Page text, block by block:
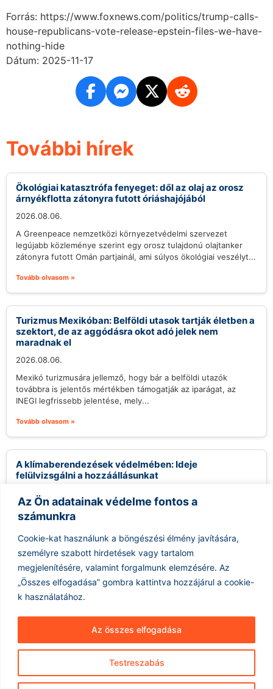
Az Ön adatainak védelme fontos a
számunkra
Cookie-kat használunk a böngészési élmény javítására,
személyre szabott hirdetések vagy tartalom
megjelenítésére, valamint forgalmunk elemzésére. Az
„Összes elfogadása” gombra kattintva hozzájárul a cookie-
k használatához.
Testreszabás
Az összes elfogadása
Forrás: https://www.foxnews.com/politics/trump-calls-
house-republicans-vote-release-epstein-files-we-have-
nothing-hide
Dátum: 2025-11-17
További hírek
Ökológiai katasztrófa fenyeget: dől az olaj az orosz
árnyékflotta zátonyra futott óriáshajójából
2026.08.06.
A Greenpeace nemzetközi környezetvédelmi szervezet
legújabb közleménye szerint egy orosz tulajdonú olajtanker
zátonyra futott Omán partjainál, ami súlyos ökológiai veszélyt...
Tovább olvasom »
Turizmus Mexikóban: Belföldi utasok tartják életben a
szektort, de az aggódásra okot adó jelek nem
maradnak el
2026.08.06.
Mexikó turizmusára jellemző, hogy bár a belföldi utazók
továbbra is jelentős mértékben támogatják az iparágat, az
INEGI legfrissebb jelentése, mely...
Tovább olvasom »
A klímaberendezések védelmében: Ideje
felülvizsgálni a hozzáállásunkat
A klímaberendezések használata sokak számára
ellentmondásos kérdést jelent, különösen a környezettudatos
közösségekben. Gyakran hallani kritikákat, melyek szerint a
légkondicionálók felesleges...
Tovább olvasom »
Hírarchívum Impresszum ÁSZF